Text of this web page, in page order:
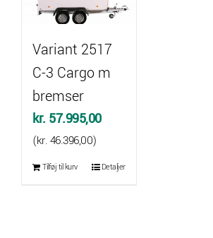
Variant 2517
C-3 Cargo m
bremser
kr. 57.995,00
(kr.46.396,00)
Tilføj til kurv Detaljer